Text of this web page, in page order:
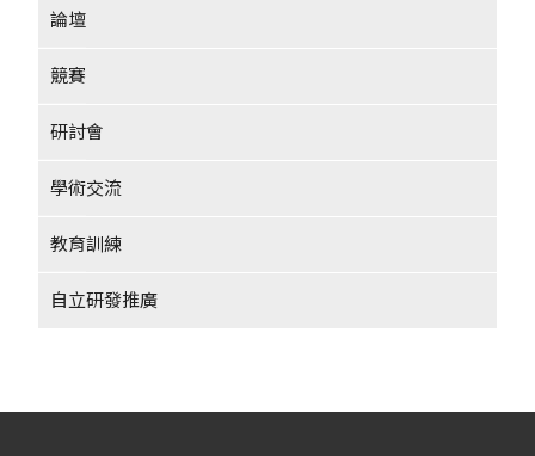
論壇
競賽
研討會
學術交流
教育訓練
自立研發推廣